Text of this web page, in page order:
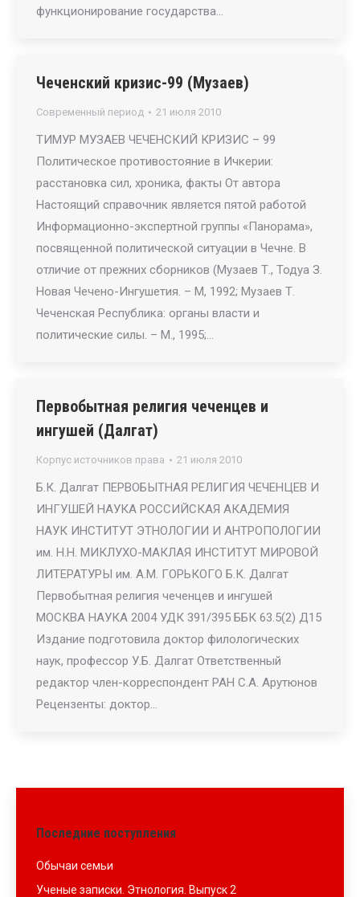
функционирование государства…
Чеченский кризис-99 (Музаев)
Современный период 21 июля 2010
ТИМУР МУЗАЕВ ЧЕЧЕНСКИЙ КРИЗИС – 99
Политическое противостояние в Ичкерии:
расстановка сил, хроника, факты От автора
Настоящий справочник является пятой работой
Информационно-экспертной группы «Панорама»,
посвященной политической ситуации в Чечне. В
отличие от прежних сборников (Музаев Т., Тодуа З.
Новая Чечено-Ингушетия. – М, 1992; Музаев Т.
Чеченская Республика: органы власти и
политические силы. – М., 1995;…
Первобытная религия чеченцев и
ингушей (Далгат)
Корпус источников права 21 июля 2010
Б.К. Далгат ПЕРВОБЫТНАЯ РЕЛИГИЯ ЧЕЧЕНЦЕВ И
ИНГУШЕЙ НАУКА РОССИЙСКАЯ АКАДЕМИЯ
НАУК ИНСТИТУТ ЭТНОЛОГИИ И АНТРОПОЛОГИИ
им. Н.Н. МИКЛУХО-МАКЛАЯ ИНСТИТУТ МИРОВОЙ
ЛИТЕРАТУРЫ им. А.М. ГОРЬКОГО Б.К. Далгат
Первобытная религия чеченцев и ингушей
МОСКВА НАУКА 2004 УДК 391/395 ББК 63.5(2) Д15
Издание подготовила доктор филологических
наук, профессор У.Б. Далгат Ответственный
редактор член-корреспондент РАН С.А. Арутюнов
Рецензенты: доктор…
Последние поступления
Обычаи семьи
Ученые записки. Этнология. Выпуск 2